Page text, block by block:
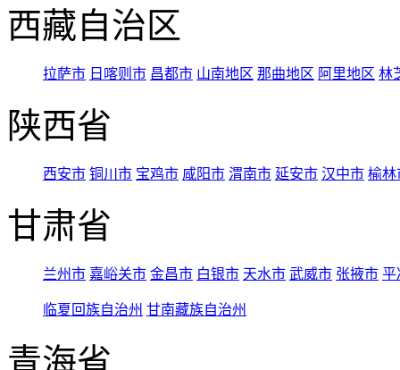
西藏自治区
拉萨市 日喀则市 昌都市 山南地区 那曲地区 阿里地区 林
陕西省
西安市 铜川市 宝鸡市 咸阳市 渭南市 延安市 汉中市 榆林
甘肃省
兰州市 嘉峪关市 金昌市 白银市 天水市 武威市 张掖市 平
临夏回族自治州 甘南藏族自治州
青海省